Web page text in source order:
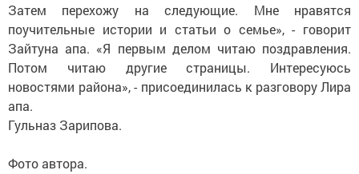
Затем перехожу на следующие. Мне нравятся
поучительные истории и статьи о семье», - говорит
Зайтуна апа. «Я первым делом читаю поздравления.
Потом читаю другие страницы. Интересуюсь
новостями района», - присоединилась к разговору Лира
апа.
Гульназ Зарипова.
Фото автора.